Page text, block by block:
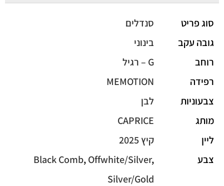
סוג פריט
סנדלים
גובה עקב
בינוני
רוחב
G – רגיל
רפידה
MEMOTION
צבעוניות
לבן
מותג
CAPRICE
ליין
קיץ 2025
צבע
Black Comb,Offwhite/Silver,
Silver/Gold